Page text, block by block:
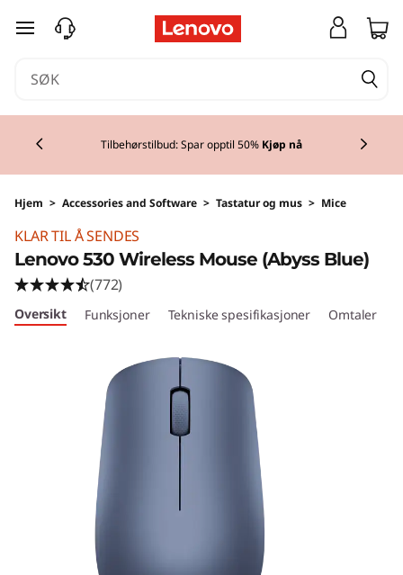
gå til hovedinnhold
Lenovo-deler: Sømløs kompatibilitet med
Lenovo-enheten din!Kjøp nå
Hjem > Accessories and Software > Tastatur og mus > Mice
KLAR TIL Å SENDES
Lenovo 530 Wireless Mouse (Abyss Blue)
(772)
Oversikt Funksjoner Tekniske spesifikasjoner Omtaler